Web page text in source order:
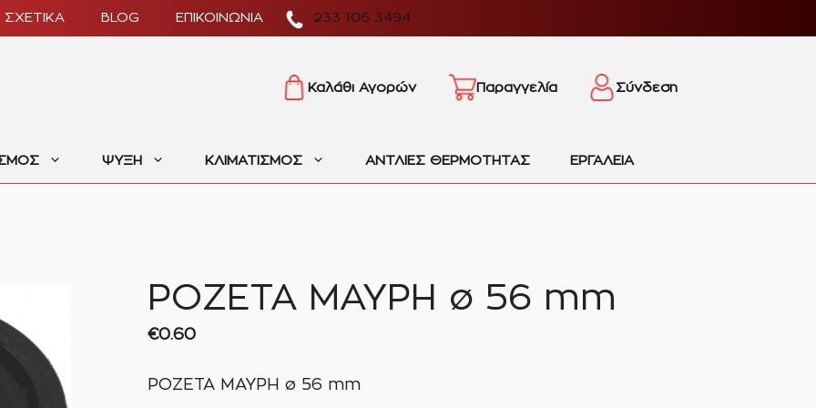
233 106 3494
ΣΧΕΤΙΚΑ BLOG ΕΠΙΚΟΙΝΩΝΙΑ
Καλάθι Αγορών Παραγγελία Σύνδεση
ΨΥΞΗ ΚΛΙΜΑΤΙΣΜΟΣ ΑΝΤΛΙΕΣ ΘΕΡΜΟΤΗΤΑΣ ΕΡΓΑΛΕΙΑ
ΡΟΖΕΤΑ ΜΑΥΡΗ ø 56 mm
€0.60
ΡΟΖΕΤΑ ΜΑΥΡΗ ø 56 mm